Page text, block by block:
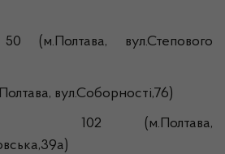
вул.Степового
вул.Соборності,76)
102 (м.Полтава,